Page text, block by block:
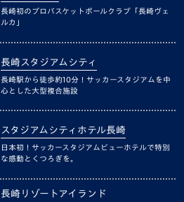
長崎初のプロバスケットボールクラブ「長崎ヴェ
ルカ」
長崎スタジアムシティ
長崎駅から徒歩約10分！サッカースタジアムを中
心とした大型複合施設
スタジアムシティホテル長崎
日本初！サッカースタジアムビューホテルで特別
な感動とくつろぎを。
長崎リゾートアイランド